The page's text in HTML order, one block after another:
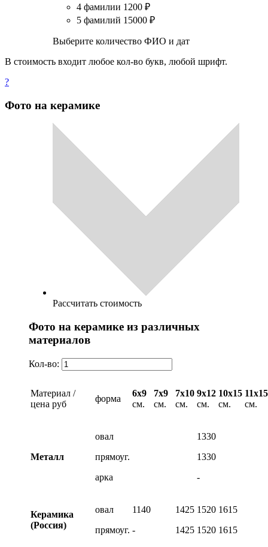
4 фамилии 1200 ₽
5 фамилий 15000 ₽
Выберите количество ФИО и дат
В стоимость входит любое кол-во букв, любой шрифт.
?
Фото на керамике
Рассчитать стоимость
Фото на керамике из различных
материалов
Кол-во:
Материал /
цена руб
форма
6х9
см.
7х9
см.
7х10
см.
9х12
см.
10х15
см.
11х15
см.
Металл
овал
прямоуг.
арка
1330
1330
-
Керамика
(Россия)
овал
прямоуг.
1140
-
1425
1425
1520
1520
1615
1615